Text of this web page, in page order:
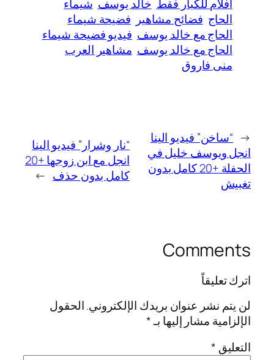
افلام للكبار فقط خالد يوسف شيماء
الحاج فضائح مشاهير فضيحة شيماء
الحاج مع خالد يوسف فيديو فضيحة شيماء
الحاج مع خالد يوسف مشاهير العرب
منى فاروق
← “ساخن” فيديو الينا
انجل ويوسف خليل في
الحفلة +20 كامل بدون
تغبيش
“نار وشرار” فيديو الينا
انجل مع ابن زوجها +20
كامل بدون حذف →
Comments
اترك تعليقاً
لن يتم نشر عنوان بريدك الإلكتروني.الحقول
الإلزامية مشار إليها بـ*
التعليق *